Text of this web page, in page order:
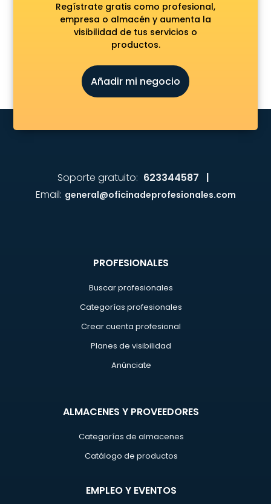
Regístrate gratis como profesional,
empresa o almacén y aumenta la
visibilidad de tus servicios o
productos.
Añadir mi negocio
Soporte gratuito: 623344587 |
Email: general@oficinadeprofesionales.com
PROFESIONALES
Buscar profesionales
Categorías profesionales
Crear cuenta profesional
Planes de visibilidad
Anúnciate
ALMACENES Y PROVEEDORES
Categorías de almacenes
Catálogo de productos
EMPLEO Y EVENTOS